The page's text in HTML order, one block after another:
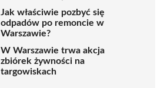
Jak właściwie pozbyć się
odpadów po remoncie w
Warszawie?
W Warszawie trwa akcja
zbiórek żywności na
targowiskach